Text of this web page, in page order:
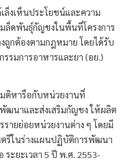
ล็งเห็นประโยชน์และความ
ล็ดพันธุ์กัญชงในพื้นที่โครงการ
ถูกต้องตามกฎหมาย โดยได้รับ
รมการอาหารและยา (อย.)
ติหารือกับหน่วยงานที่
ฒนาและส่งเสริมกัญชง ให้ผลิต
รายย่อยหน่วยงานต่าง ๆ โดยมี
รีในร่างแผนปฏิบัติการพัฒนา
ะยะเวลา 5 ปี พ.ศ. 2553-